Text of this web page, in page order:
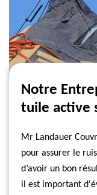
Notre
tuile active
Mr Landauer
pour assurer le
d’avoir un bon
il est important